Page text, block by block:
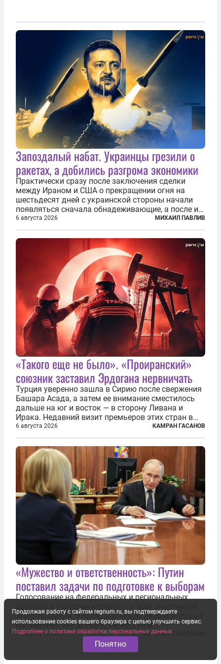
Запоздалый набат. Украинцы грезили о
ракетах, а добились разгрома экономики
Практически сразу после заключения сделки
между Ираном и США о прекращении огня на
шестьдесят дней с украинской стороны начали
появляться сначала обнадеживающие, а после и
вовсе бравурные заявления про некий «перелом»
в войне. Вероятно, в сознании первых лиц
киевского режима и стоящих за ними...
6 августа 2026 МИХАИЛ ПАВЛИВ
«Такого еще не было». «Проиранский»
союзник заставил Эрдогана нервничать
Турция уверенно зашла в Сирию после свержения
Башара Асада, а затем ее внимание сместилось
дальше на юг и восток — в сторону Ливана и
Ирака. Недавний визит премьеров этих стран в
Анкару, договоры об участии турецкой компании
TPAO в разработке нефти иракского Киркука и
«Дороги развития» подтверждают...
6 августа 2026 КАМРАН ГАСАНОВ
«Мужество и ответственность»: Путин
поставил задачи по подготовке к выборам
Голосование на федеральных и региональных
выборах в сентябре «требует от всех участников
этого процесса, и прежде всего от людей, которые
организуют эти выборы, мужества и
ответственного отношения к формированию
власти», — подчеркнул президент Владимир Путин
на состоявшейся 5 августа в Кремле...
6 августа 2026 НИКОЛАЙ САЛАТСКИЙ
Продолжая работу с сайтом regnum.ru, вы подтверждаете
использование cookies вашего браузера с целью улучшить сервис.
Подробнее о политике обработки персональных данных
Понятно